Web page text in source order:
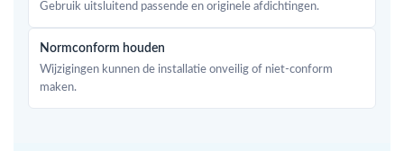
Gebruik uitsluitend passende en originele afdichtingen.
Normconform houden
Wijzigingen kunnen de installatie onveilig of niet-conform
maken.